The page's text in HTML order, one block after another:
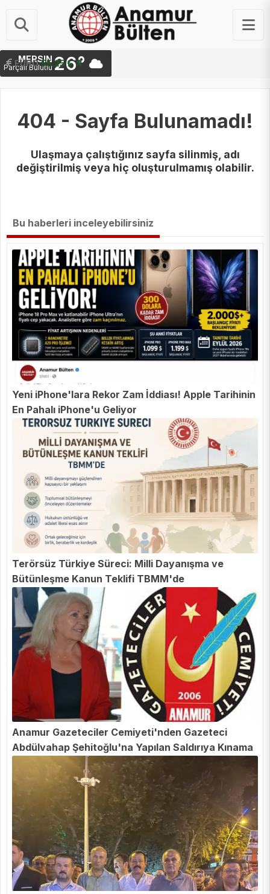
EURO 55.25 ₺
STERLIN 64.48 ₺
MERSIN
Parçalı Bulutlu 26°
404 - Sayfa Bulunamadı!
Ulaşmaya çalıştığınız sayfa silinmiş, adı
değiştirilmiş veya hiç oluşturulmamış olabilir.
Bu haberleri inceleyebilirsiniz
Yeni iPhone'lara Rekor Zam İddiası! Apple Tarihinin
En Pahalı iPhone'u Geliyor
Terörsüz Türkiye Süreci: Milli Dayanışma ve
Bütünleşme Kanun Teklifi TBMM'de
Anamur Gazeteciler Cemiyeti'nden Gazeteci
Abdülvahap Şehitoğlu'na Yapılan Saldırıya Kınama